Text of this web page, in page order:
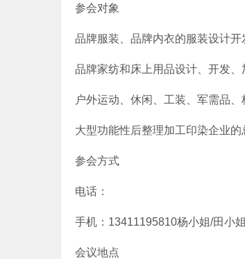
参会对象
品牌服装、品牌内衣的服装设计开
品牌家纺和床上用品设计、开发、
户外运动、休闲、工装、军需品
大型功能性后整理加工印染企业的
参会方式
电话：
手机：13411195810杨小姐/田小
会议地点